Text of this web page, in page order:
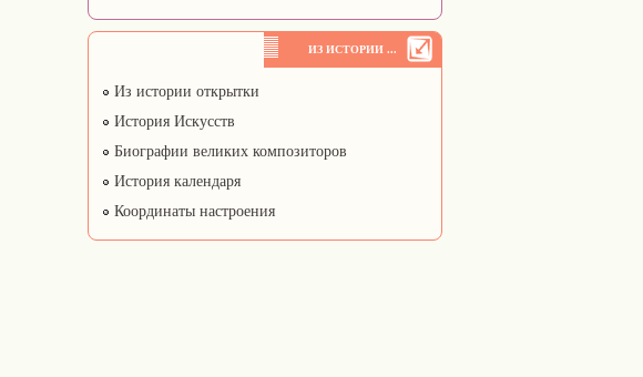
ИЗ ИСТОРИИ ...
Из истории открытки
История Искусств
Биографии великих композиторов
История календаря
Координаты настроения